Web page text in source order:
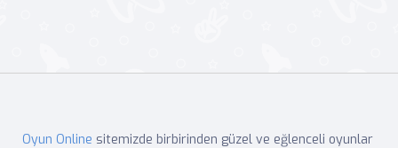
Oyun Online sitemizde birbirinden güzel ve eğlenceli oyunlar